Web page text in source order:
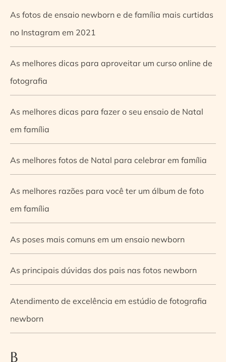
As fotos de ensaio newborn e de família mais curtidas
no Instagram em 2021
As melhores dicas para aproveitar um curso online de
fotografia
As melhores dicas para fazer o seu ensaio de Natal
em família
As melhores fotos de Natal para celebrar em família
As melhores razões para você ter um álbum de foto
em família
As poses mais comuns em um ensaio newborn
As principais dúvidas dos pais nas fotos newborn
Atendimento de excelência em estúdio de fotografia
newborn
B